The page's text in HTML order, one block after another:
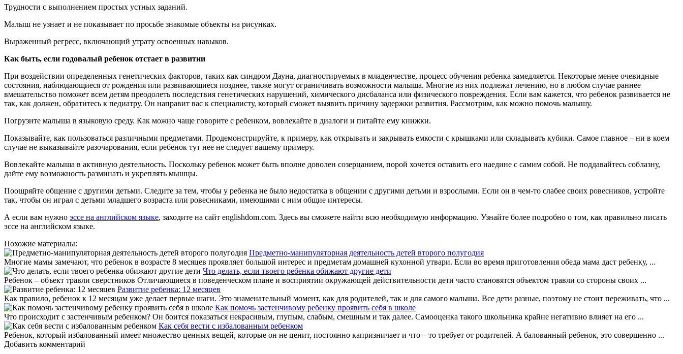
Трудности с выполнением простых устных заданий.
Малыш не узнает и не показывает по просьбе знакомые объекты на рисунках.
Выраженный регресс, включающий утрату освоенных навыков.
Как быть, если годовалый ребенок отстает в развитии
При воздействии определенных генетических факторов, таких как синдром Дауна, диагностируемых в младенчестве, процесс обучения ребенка замедляется. Некоторые менее очевидные
состояния, наблюдающиеся от рождения или развивающиеся позднее, также могут ограничивать возможности малыша. Многие из них подлежат лечению, но в любом случае раннее
вмешательство поможет всем детям преодолеть последствия генетических нарушений, химического дисбаланса или физического повреждения. Если вам кажется, что ребенок развивается не
так, как должен, обратитесь к педиатру. Он направит вас к специалисту, который сможет выявить причину задержки развития. Рассмотрим, как можно помочь малышу.
Погрузите малыша в языковую среду. Как можно чаще говорите с ребенком, вовлекайте в диалоги и питайте ему книжки.
Показывайте, как пользоваться различными предметами. Продемонстрируйте, к примеру, как открывать и закрывать емкости с крышками или складывать кубики. Самое главное – ни в коем
случае не выказывайте разочарования, если ребенок тут нее не следует вашему примеру.
Вовлекайте малыша в активную деятельность. Поскольку ребенок может быть вполне доволен созерцанием, порой хочется оставить его наедине с самим собой. Не поддавайтесь соблазну,
дайте ему возможность разминать и укреплять мышцы.
Поощряйте общение с другими детьми. Следите за тем, чтобы у ребенка не было недостатка в общении с другими детьми и взрослыми. Если он в чем-то слабее своих ровесников, устройте
так, чтобы он играл с детьми младшего возраста или ровесниками, имеющими с ним общие интересы.
А если вам нужно эссе на английском языке, заходите на сайт englishdom.com. Здесь вы сможете найти всю необходимую информацию. Узнайте более подробно о том, как правильно писать
эссе на английском языке.
Похожие материалы:
Предметно-манипуляторная деятельность детей второго полугодия
Многие мамы замечают, что ребенок в возрасте 8 месяцев проявляет большой интерес и предметам домашней кухонной утвари. Если во время приготовления обеда мама даст ребенку, ...
Что делать, если твоего ребенка обижают другие дети
Ребенок – объект травли сверстников Отличающиеся в поведенческом плане и восприятии окружающей действительности дети часто становятся объектом травли со стороны своих ...
Развитие ребенка: 12 месяцев
Как правило, ребенок к 12 месяцам уже делает первые шаги. Это знаменательный момент, как для родителей, так и для самого малыша. Все дети разные, поэтому не стоит переживать, что ...
Как помочь застенчивому ребенку проявить себя в школе
Что происходит с застенчивым ребенком? Он боится показаться некрасивым, глупым, слабым, смешным и так далее. Самооценка такого школьника крайне негативно влияет на его ...
Как себя вести с избалованным ребенком
Ребенок, который избалованный имеет множество ценных вещей, которые он не ценит, постоянно капризничает и что – то требует от родителей. А балованный ребенок, это совершенно ...
Добавить комментарий